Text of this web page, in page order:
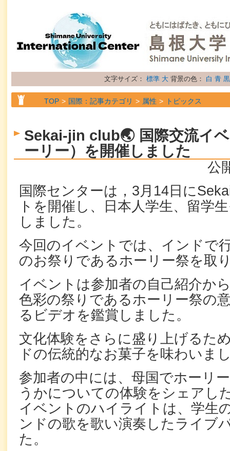
文字サイズ： 標準 大 背景の色： 白 青 黒
TOP 国際：記事カテゴリ 属性 トピックス
Sekai-jin club🌏 国際交流イ
ーリー）を開催しました
公
国際センターは，3月14日に
トを開催し、日本人学生、留学
しました。
今回のイベントでは、インドで
のお祭りであるホーリー祭を取
イベントは参加者の自己紹介か
色彩の祭りであるホーリー祭の
るビデオを鑑賞しました。
文化体験をさらに盛り上げるた
ドの伝統的なお菓子を味わいま
参加者の中には、母国でホーリ
うかについての体験をシェアし
イベントのハイライトは、学生
ンドの歌を歌い演奏したライブ
た。